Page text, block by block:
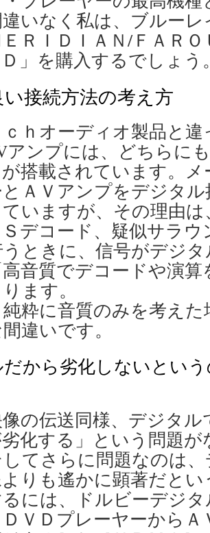
いなく私は、ブルー
ＲＩＤＩＡＮ/ＦＡＲ
」を購入するでしょう
接続方法の考え方
ｈオーディオ製品と
アンプには、どちらに
搭載されています。
ＡＶアンプをデジタ
いますが、その理由
デコード、疑似サラウ
ときに、信号がデジ
音質でデコードや演
ます。
粋に音質のみを考え
違いです。
から劣化しないとい
の伝送同様、デジタ
劣化する」という問題
してさらに問題なのは
りも遙かに顕著だと
には、ドルビーデジ
ＶＤプレーヤーから